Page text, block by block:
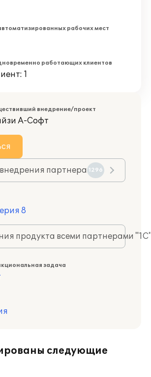
рабочих мест
работающих клиентов
1
внедрение/проект
А-Софт
партнера 1296
8
продукта всеми партнерами
задача
следующие